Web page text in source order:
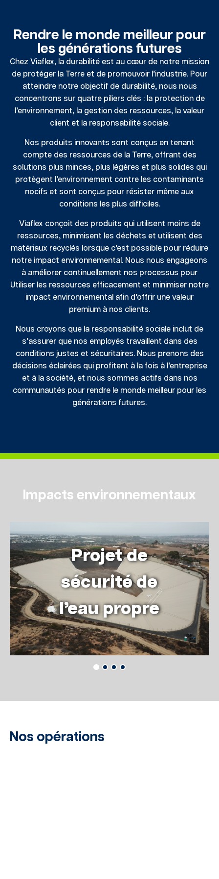
Rendre le monde meilleur pour
les générations futures
Chez Viaflex, la durabilité est au cœur de notre mission
de protéger la Terre et de promouvoir l’industrie. Pour
atteindre notre objectif de durabilité, nous nous
concentrons sur quatre piliers clés : la protection de
l’environnement, la gestion des ressources, la valeur
client et la responsabilité sociale.
Nos produits innovants sont conçus en tenant
compte des ressources de la Terre, offrant des
solutions plus minces, plus légères et plus solides qui
protègent l’environnement contre les contaminants
nocifs et sont conçus pour résister même aux
conditions les plus difficiles.
Viaflex conçoit des produits qui utilisent moins de
ressources, minimisent les déchets et utilisent des
matériaux recyclés lorsque c’est possible pour réduire
notre impact environnemental. Nous nous engageons
à améliorer continuellement nos processus pour
Utiliser les ressources efficacement et minimiser notre
impact environnemental afin d’offrir une valeur
premium à nos clients.
Nous croyons que la responsabilité sociale inclut de
s’assurer que nos employés travaillent dans des
conditions justes et sécuritaires. Nous prenons des
décisions éclairées qui profitent à la fois à l’entreprise
et à la société, et nous sommes actifs dans nos
communautés pour rendre le monde meilleur pour les
générations futures.
Impacts environnementaux
Projet de
sécurité de
l’eau propre
Nos opérations